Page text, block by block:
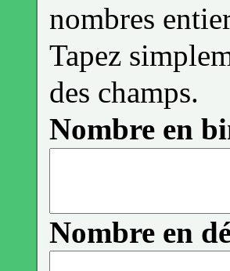
nombres
Tapez
des champs.
Nombre en
Nombre en